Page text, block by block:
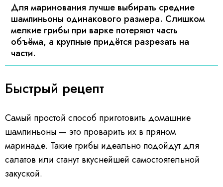
Для маринования лучше выбирать средние
шампиньоны одинакового размера. Слишком
мелкие грибы при варке потеряют часть
объёма, а крупные придётся разрезать на
части.
Быстрый рецепт
Самый простой способ приготовить домашние
шампиньоны — это проварить их в пряном
маринаде. Такие грибы идеально подойдут для
салатов или станут вкуснейшей самостоятельной
закуской.